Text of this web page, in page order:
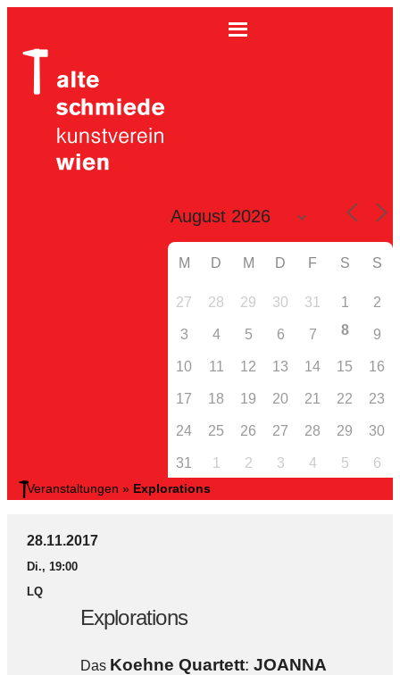
M D M D F S S
27 28 29 30 31 1 2
3 4 5 6 7 8 9
10 11 12 13 14 15 16
17 18 19 20 21 22 23
24 25 26 27 28 29 30
31 1 2 3 4 5 6
Veranstaltungen » Explorations
28.11.2017
Di., 19:00
LQ
Explorations
Das Koehne Quartett: JOANNA